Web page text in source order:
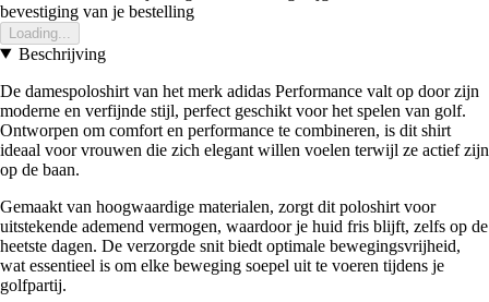
bevestiging van je bestelling
Loading...
Beschrijving
De damespoloshirt van het merk adidas Performance valt op door zijn
moderne en verfijnde stijl, perfect geschikt voor het spelen van golf.
Ontworpen om comfort en performance te combineren, is dit shirt
ideaal voor vrouwen die zich elegant willen voelen terwijl ze actief zijn
op de baan.
Gemaakt van hoogwaardige materialen, zorgt dit poloshirt voor
uitstekende ademend vermogen, waardoor je huid fris blijft, zelfs op de
heetste dagen. De verzorgde snit biedt optimale bewegingsvrijheid,
wat essentieel is om elke beweging soepel uit te voeren tijdens je
golfpartij.